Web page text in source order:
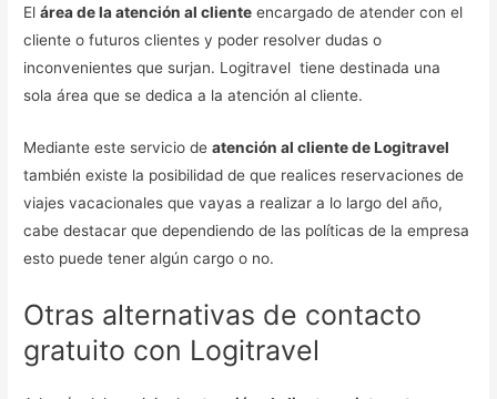
Elárea de la atención al cliente encargado de atender con el
cliente o futuros clientes y poder resolver dudas o
inconvenientes que surjan. Logitravel tiene destinada una
sola área que se dedica a la atención al cliente.
Mediante este servicio deatención al cliente de Logitravel
también existe la posibilidad de que realices reservaciones de
viajes vacacionales que vayas a realizar a lo largo del año,
cabe destacar que dependiendo de las políticas de la empresa
esto puede tener algún cargo o no.
Otras alternativas de contacto
gratuito con Logitravel